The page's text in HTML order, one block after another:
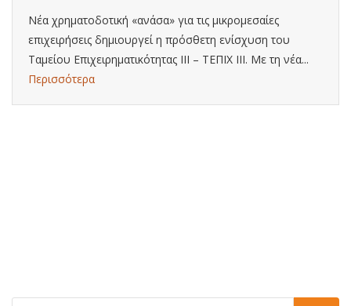
Νέα χρηματοδοτική «ανάσα» για τις μικρομεσαίες
επιχειρήσεις δημιουργεί η πρόσθετη ενίσχυση του
Ταμείου Επιχειρηματικότητας ΙΙΙ – ΤΕΠΙΧ ΙΙΙ. Με τη νέα...
Περισσότερα